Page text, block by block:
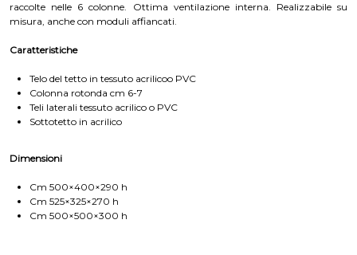
raccolte nelle 6 colonne. Ottima ventilazione interna. Realizzabile su
misura, anche con moduli affiancati.
Caratteristiche
Telo del tetto in tessuto acrilicoo PVC
Colonna rotonda cm 6-7
Teli laterali tessuto acrilico o PVC
Sottotetto in acrilico
Dimensioni
Cm 500×400×290 h
Cm 525×325×270 h
Cm 500×500×300 h